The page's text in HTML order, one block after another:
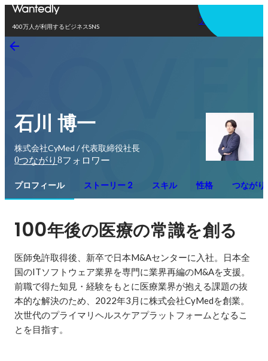
400万人が利用するビジネスSNS
アプリを使う
石川 博一
株式会社CyMed / 代表取締役社長
0つながり 8フォロワー
プロフィール ストーリー 2 スキル 性格 つながり
100年後の医療の常識を創る
医師免許取得後、新卒で日本M&Aセンターに入社。日本全
国のITソフトウェア業界を専門に業界再編のM&Aを支援。
前職で得た知見・経験をもとに医療業界が抱える課題の抜
本的な解決のため、2022年3月に株式会社CyMedを創業。
次世代のプライマリヘルスケアプラットフォームとなるこ